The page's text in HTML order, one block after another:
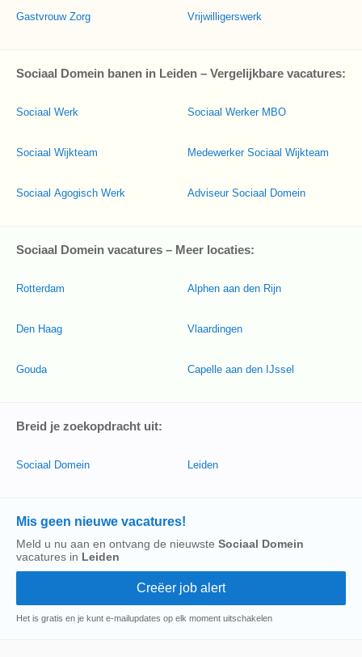
Gastvrouw Zorg Vrijwilligerswerk
Sociaal Domein banen in Leiden – Vergelijkbare vacatures:
Sociaal Werk
Sociaal Wijkteam
Sociaal Agogisch Werk
Sociaal Werker MBO
Medewerker Sociaal Wijkteam
Adviseur Sociaal Domein
Sociaal Domein vacatures – Meer locaties:
Rotterdam
Den Haag
Gouda
Alphen aan den Rijn
Vlaardingen
Capelle aan den IJssel
Breid je zoekopdracht uit:
Sociaal Domein Leiden
Mis geen nieuwe vacatures!
Meld u nu aan en ontvang de nieuwste Sociaal Domein
vacatures in Leiden
Het is gratis en je kunt e-mailupdates op elk moment uitschakelen